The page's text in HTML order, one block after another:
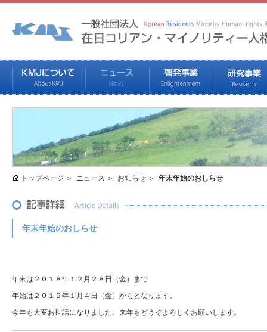
トップページ ニュース お知らせ 年末年始のおしらせ
年末年始のおしらせ
年末は２０１８年１２月２８日（金）まで
年始は２０１９年１月４日（金）からとなります。
今年も大変お世話になりました。来年もどうぞよろしくお願いします。